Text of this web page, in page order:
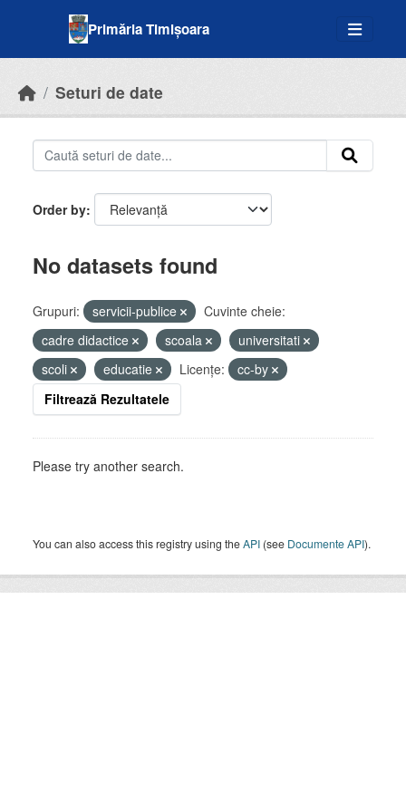
Primăria Timișoara
Seturi de date
Order by
No datasets found
Grupuri: servicii-publice
Cuvinte cheie:
cadre didactice
scoala
universitati
scoli
educatie Licenţe:
cc-by
Filtrează Rezultatele
Please try another search.
You can also access this registry using theAPI (see Documente API).